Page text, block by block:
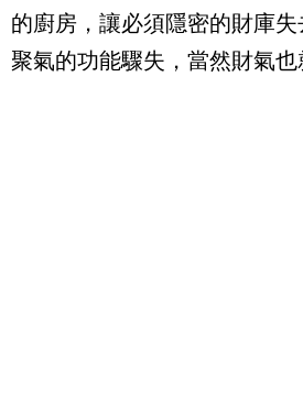
的廚房，讓必須隱密的財庫
聚氣的功能驟失，當然財氣也